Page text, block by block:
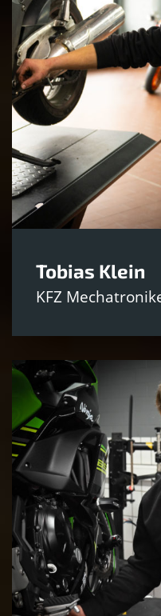
Tobias Klein
KFZ